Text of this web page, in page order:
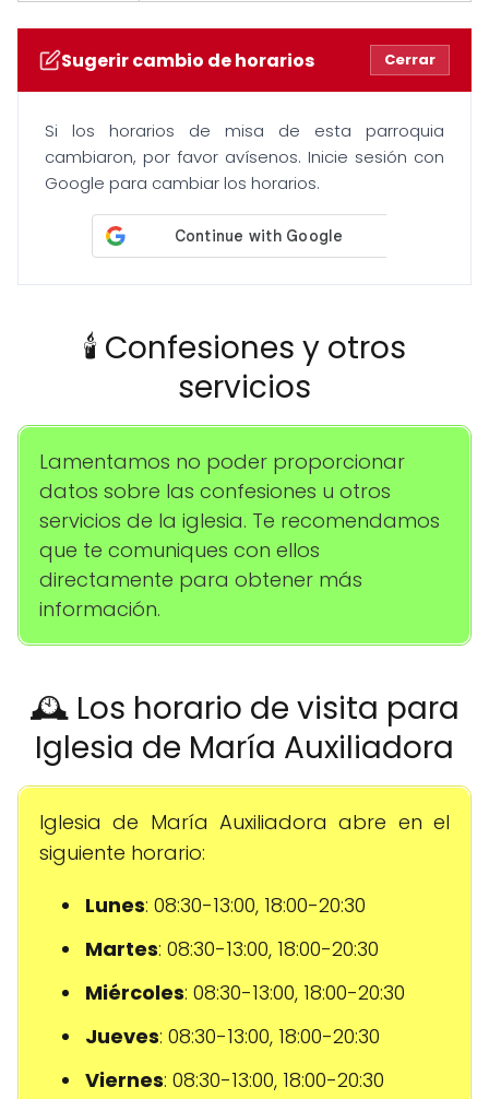
Sugerir cambio de horarios Cerrar
Si los horarios de misa de esta parroquia
cambiaron, por favor avísenos. Inicie sesión con
Google para cambiar los horarios.
🕯️ Confesiones y otros
servicios
Lamentamos no poder proporcionar
datos sobre las confesiones u otros
servicios de la iglesia. Te recomendamos
que te comuniques con ellos
directamente para obtener más
información.
🕰️ Los horario de visita para
Iglesia de María Auxiliadora
Iglesia de María Auxiliadora abre en el
siguiente horario:
Lunes: 08:30-13:00, 18:00-20:30
Martes: 08:30-13:00, 18:00-20:30
Miércoles: 08:30-13:00, 18:00-20:30
Jueves: 08:30-13:00, 18:00-20:30
Viernes: 08:30-13:00, 18:00-20:30